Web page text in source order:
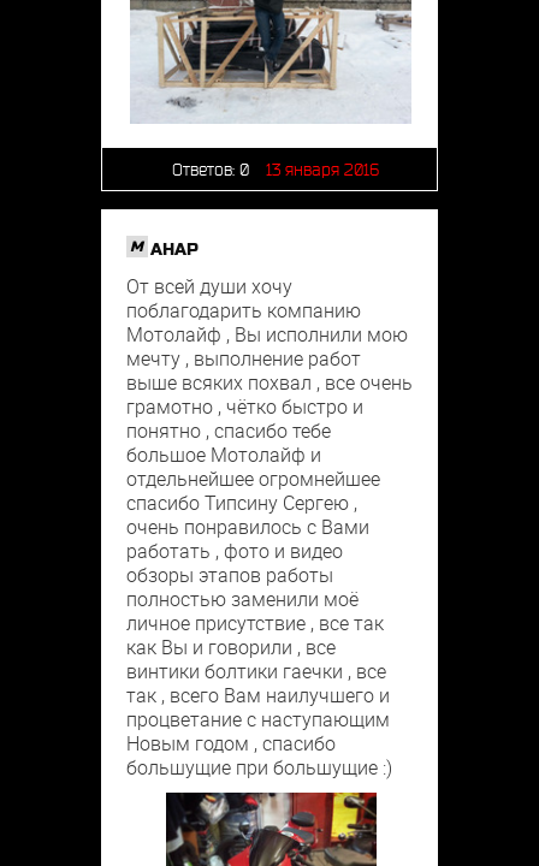
Ответов: 0 13 января 2016
M АНАР
От всей души хочу
поблагодарить компанию
Мотолайф , Вы исполнили мою
мечту , выполнение работ
выше всяких похвал , все очень
грамотно , чётко быстро и
понятно , спасибо тебе
большое Мотолайф и
отдельнейшее огромнейшее
спасибо Типсину Сергею ,
очень понравилось с Вами
работать , фото и видео
обзоры этапов работы
полностью заменили моё
личное присутствие , все так
как Вы и говорили , все
винтики болтики гаечки , все
так , всего Вам наилучшего и
процветание с наступающим
Новым годом , спасибо
большущие при большущие :)